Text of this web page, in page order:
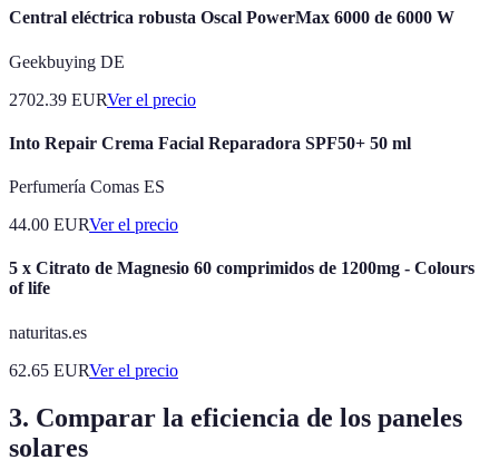
Central eléctrica robusta Oscal PowerMax 6000 de 6000 W
Geekbuying DE
2702.39 EURVer el precio
Into Repair Crema Facial Reparadora SPF50+ 50 ml
Perfumería Comas ES
44.00 EURVer el precio
5 x Citrato de Magnesio 60 comprimidos de 1200mg - Colours
of life
naturitas.es
62.65 EURVer el precio
3. Comparar la eficiencia de los paneles
solares